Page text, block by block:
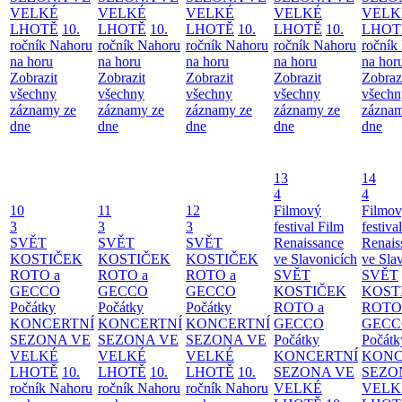
VELKÉ
LHOTĚ 10.
ročník Nahoru
na horu
Zobrazit
všechny
záznamy ze
dne
VELKÉ
LHOTĚ 10.
ročník Nahoru
na horu
Zobrazit
všechny
záznamy ze
dne
VELKÉ
LHOTĚ 10.
ročník Nahoru
na horu
Zobrazit
všechny
záznamy ze
dne
VELKÉ
LHOTĚ 10.
ročník Nahoru
na horu
Zobrazit
všechny
záznamy ze
dne
ročník
na
dne
10
3
SVĚT
KOSTIČEK
ROTO a
GECCO
Počátky
KONCERTNÍ
SEZONA VE
VELKÉ
LHOTĚ 10.
ročník Nahoru
11
3
SVĚT
KOSTIČEK
ROTO a
GECCO
Počátky
KONCERTNÍ
SEZONA VE
VELKÉ
LHOTĚ 10.
ročník Nahoru
12
3
SVĚT
KOSTIČEK
ROTO a
GECCO
Počátky
KONCERTNÍ
SEZONA VE
VELKÉ
LHOTĚ 10.
ročník Nahoru
13
4
Filmový
festival Film
Renaissance
ve Slavonicích
SVĚT
KOSTIČEK
ROTO a
GECCO
Počátky
KONCERTNÍ
SEZONA VE
VELKÉ
14
4
ve
SVĚT